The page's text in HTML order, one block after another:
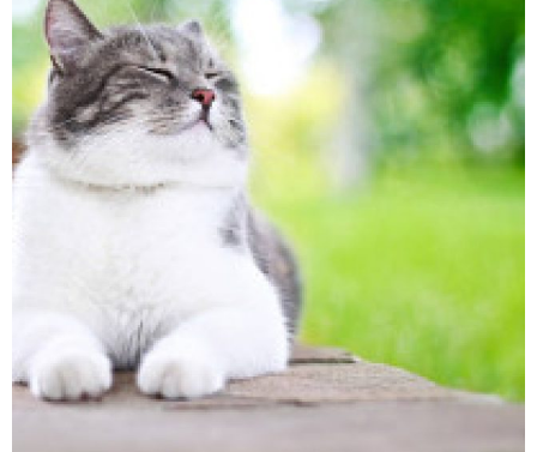
فيها فشرب، ثم خرج، فإذا كلب يلهث يأكل الثرى من العطش، فقال
الرجل: لقد بلغ هذا الكلب من العطش مثل الذي […]